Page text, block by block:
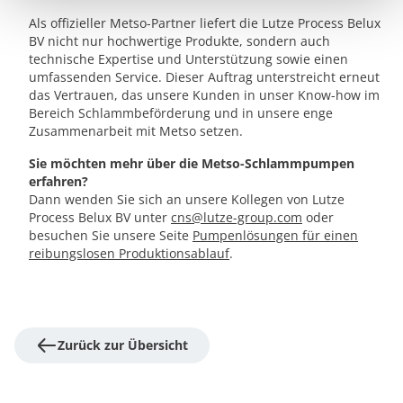
Als offizieller Metso-Partner liefert die Lutze Process Belux
BV nicht nur hochwertige Produkte, sondern auch
technische Expertise und Unterstützung sowie einen
umfassenden Service. Dieser Auftrag unterstreicht erneut
das Vertrauen, das unsere Kunden in unser Know-how im
Bereich Schlammbeförderung und in unsere enge
Zusammenarbeit mit Metso setzen.
Sie möchten mehr über die Metso-Schlammpumpen
erfahren?
Dann wenden Sie sich an unsere Kollegen von Lutze
Process Belux BV unter cns@lutze-group.com oder
besuchen Sie unsere Seite Pumpenlösungen für einen
reibungslosen Produktionsablauf.
Zurück zur Übersicht